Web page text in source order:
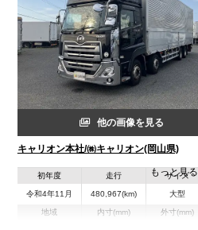
他の画像を見る
キャリオン本社/㈱キャリオン(岡山県)
初年度
令和4年11月
走行
480,967(km)
サイズ
大型
地域 内寸(mm) 外寸(mm)
もっと見る